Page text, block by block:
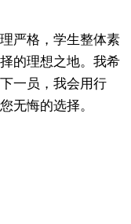
严格，学生整体素
的理想之地。我希
一员，我会用行
无悔的选择。